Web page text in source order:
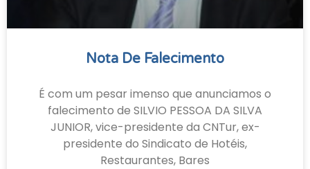
Nota De Falecimento
É com um pesar imenso que anunciamos o
falecimento de SILVIO PESSOA DA SILVA
JUNIOR, vice-presidente da CNTur, ex-
presidente do Sindicato de Hotéis,
Restaurantes, Bares